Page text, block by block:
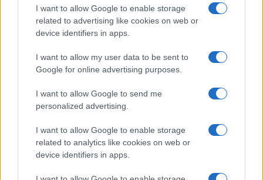
I want to allow Google to enable storage
related to advertising like cookies on web or
device identifiers in apps.
I want to allow my user data to be sent to
Google for online advertising purposes.
I want to allow Google to send me
personalized advertising.
I want to allow Google to enable storage
related to analytics like cookies on web or
device identifiers in apps.
Αυτές είναι οι ημερομηνίες –
κλειδιά για τις δύο τελευταίες
πληρωμές
Επίδομα Μετεγκατάστασης: Πότε
ανοίγουν οι αιτήσεις – Ποιές
πρόγραμμα
16/07/2026 - 12:43